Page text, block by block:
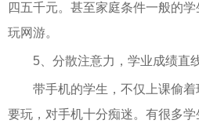
四五千元。甚至家庭条件一般的
玩网游。
5、分散注意力，学业成绩直
带手机的学生，不仅上课偷
要玩，对手机十分痴迷。有很多